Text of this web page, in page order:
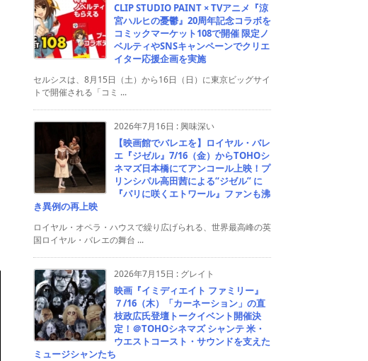
CLIP STUDIO PAINT × TVアニメ『涼
宮ハルヒの憂鬱』20周年記念コラボを
コミックマーケット108で開催 限定ノ
ベルティやSNSキャンペーンでクリエ
イター応援企画を実施
セルシスは、8月15日（土）から16日（日）に東京ビッグサイ
トで開催される「コミ ...
2026年7月16日 :興味深い
【映画館でバレエを】ロイヤル・バレ
エ『ジゼル』7/16（金）からTOHOシ
ネマズ日本橋にてアンコール上映！プ
リンシパル高田茜による“ジゼル” に
『パリに咲くエトワール』ファンも沸
き異例の再上映
ロイヤル・オペラ・ハウスで繰り広げられる、世界最高峰の英
国ロイヤル・バレエの舞台 ...
2026年7月15日 : グレイト
映画『イミディエイト ファミリー』
７/16（木）「カーネーション」の直
枝政広氏登壇トークイベント開催決
定！＠TOHOシネマズ シャンテ 米・
ウエストコースト・サウンドを支えた
ミュージシャンたち